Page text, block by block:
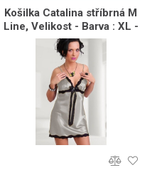
Košilka Catalina stříbrná M
Line, Velikost - Barva : XL -
Stříbrná